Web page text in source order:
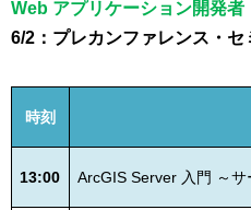
Web アプリケーション開発者
6/2：プレカンファレンス・セ
時刻
13:00 ArcGIS Server 入門 ～